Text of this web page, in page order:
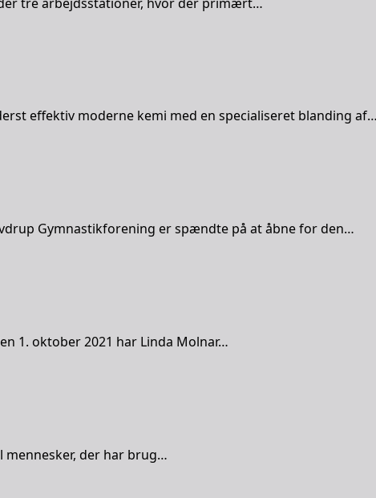
effektiv moderne kemi med en specialiseret blanding
Gymnastikforening er spændte på at åbne for den…
1. oktober 2021 har Linda Molnar…
der har brug…